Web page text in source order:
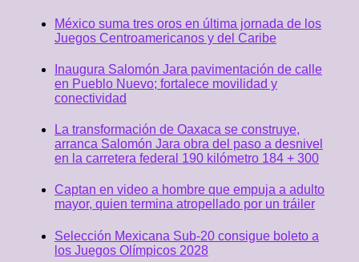
México suma tres oros en última jornada de los
Juegos Centroamericanos y del Caribe
Inaugura Salomón Jara pavimentación de calle
en Pueblo Nuevo; fortalece movilidad y
conectividad
La transformación de Oaxaca se construye,
arranca Salomón Jara obra del paso a desnivel
en la carretera federal 190 kilómetro 184 + 300
Captan en video a hombre que empuja a adulto
mayor, quien termina atropellado por un tráiler
Selección Mexicana Sub-20 consigue boleto a
los Juegos Olímpicos 2028